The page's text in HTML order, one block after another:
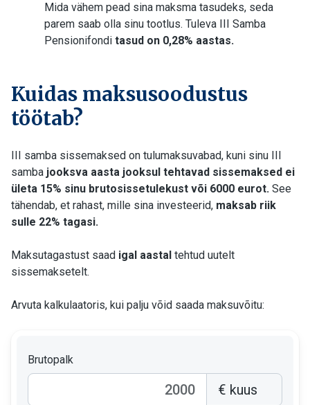
Mida vähem pead sina maksma tasudeks, seda
parem saab olla sinu tootlus. Tuleva III Samba
Pensionifondi tasud on 0,28% aastas.
Kuidas maksusoodustus
töötab?
III samba sissemaksed on tulumaksuvabad, kuni sinu III
samba jooksva aasta jooksul tehtavad sissemaksed ei
ületa 15% sinu brutosissetulekust või 6000 eurot. See
tähendab, et rahast, mille sina investeerid, maksab riik
sulle 22% tagasi.
Maksutagastust saad igal aastal tehtud uutelt
sissemaksetelt.
Arvuta kalkulaatoris, kui palju võid saada maksuvõitu:
Brutopalk
€ kuus